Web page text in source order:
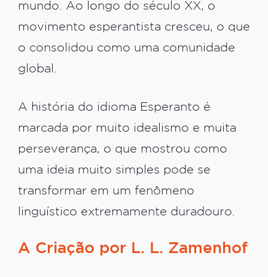
mundo. Ao longo do século XX, o
movimento esperantista cresceu, o que
o consolidou como uma comunidade
global.
A história do idioma Esperanto é
marcada por muito idealismo e muita
perseverança, o que mostrou como
uma ideia muito simples pode se
transformar em um fenômeno
linguístico extremamente duradouro.
A Criação por L. L. Zamenhof